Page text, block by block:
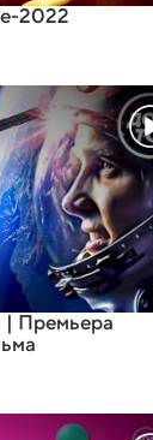
2022
| Премьера